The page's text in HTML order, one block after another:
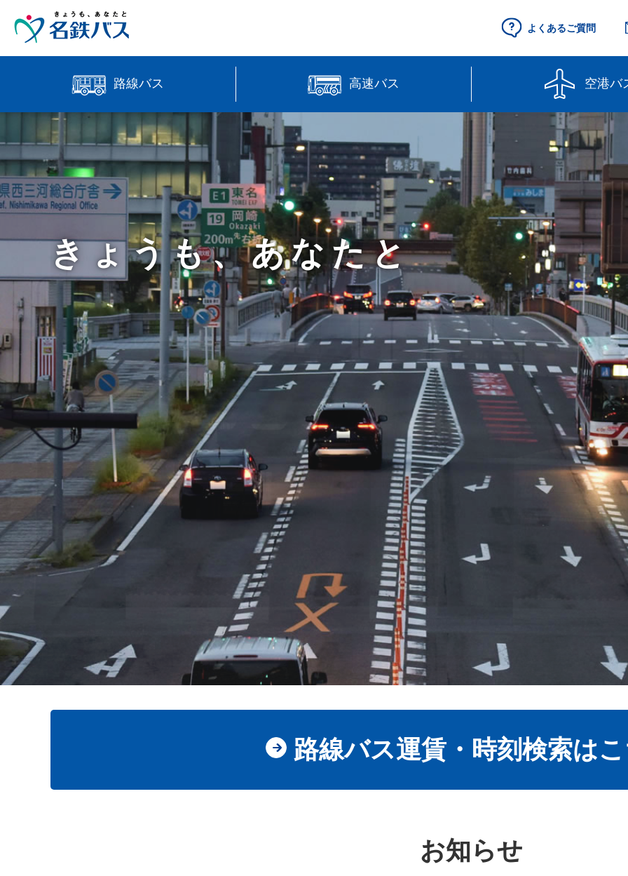
よくあるご質問
路線バス
時刻・運賃検索 路線図
バス位置情報 のりば案内
manaca 営業所案内
高速バス
高速バス（予約制） 高速バス（予約
空港バ
中部国際空港セントレア行
【直行路線】
県営名古屋空港
【直行路線】
きょうも、あなたと
路線バス運賃・時刻検索は
お知らせ